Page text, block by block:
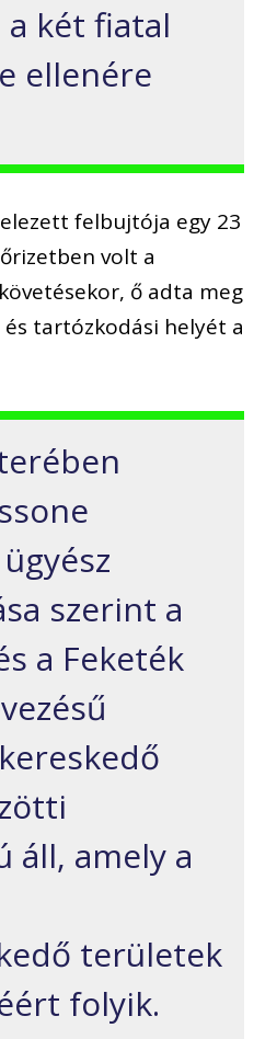
két fiatal
ellenére
felbujtója egy 23
volt a
ő adta meg
tartózkodási helyét a
szerint a
a Feketék
áll, amely a
területek
folyik.